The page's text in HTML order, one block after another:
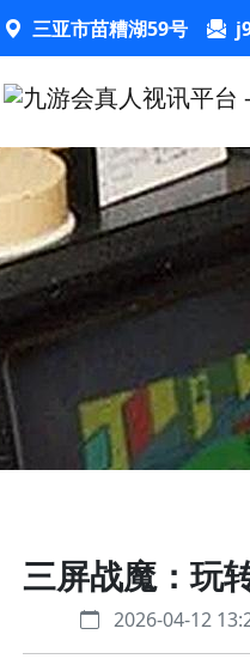
三亚市苗糟湖59号
三屏战魔：玩
2026-04-12